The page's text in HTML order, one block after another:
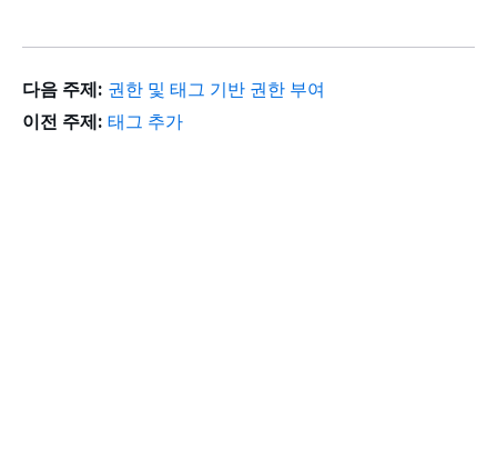
다음 주제: 권한 및 태그 기반 권한 부여
이전 주제: 태그 추가